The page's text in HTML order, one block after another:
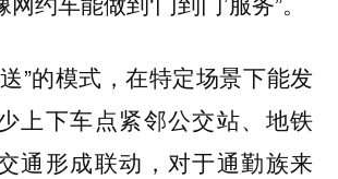
”的模式，在特定场景下能发
上下车点紧邻公交站、地铁
通形成联动，对于通勤族来